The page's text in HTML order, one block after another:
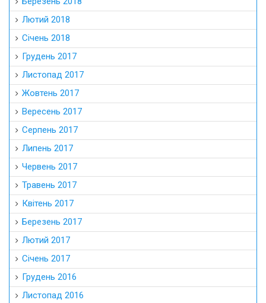
Лютий 2018
Січень 2018
Грудень 2017
Листопад 2017
Жовтень 2017
Вересень 2017
Серпень 2017
Липень 2017
Червень 2017
Травень 2017
Квітень 2017
Березень 2017
Лютий 2017
Січень 2017
Грудень 2016
Листопад 2016